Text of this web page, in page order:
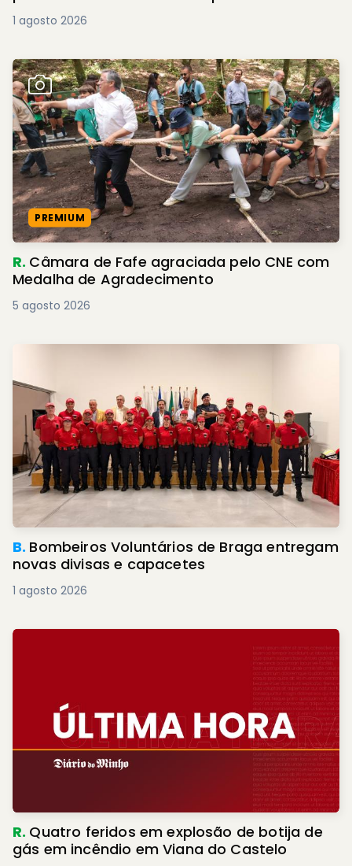
1 agosto 2026
PREMIUM
R. Câmara de Fafe agraciada pelo CNE com
Medalha de Agradecimento
5 agosto 2026
B. Bombeiros Voluntários de Braga entregam
novas divisas e capacetes
1 agosto 2026
R. Quatro feridos em explosão de botija de
gás em incêndio em Viana do Castelo